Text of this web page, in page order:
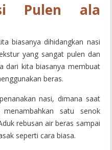
Pulen ala
biasanya dihidangkan nasi
yang sangat pulen dan
dari kita biasanya membuat
beras.
nasi, dimana saat
satu senok
rebusan air beras sampai
seperti cara biasa.